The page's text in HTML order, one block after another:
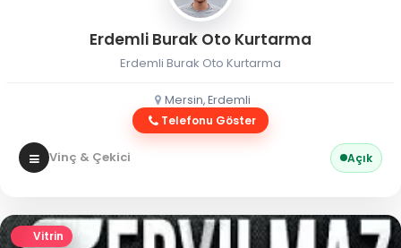
Erdemli Burak Oto Kurtarma
Erdemli Burak Oto Kurtarma
Mersin, Erdemli
Telefonu Göster
Vinç & Çekici Açık
Vitrin